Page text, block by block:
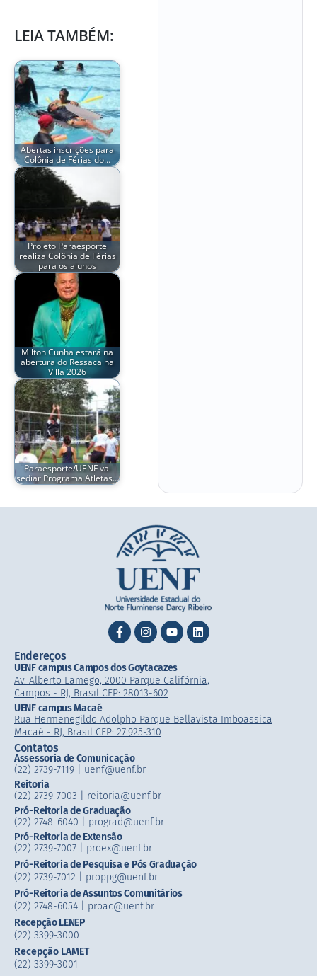
LEIA TAMBÉM:
Abertas inscrições para
Colônia de Férias do…
Projeto Paraesporte
realiza Colônia de Férias
para os alunos
Milton Cunha estará na
abertura do Ressaca na
Villa 2026
Paraesporte/UENF vai
sediar Programa Atletas…
Endereços
UENF campus Campos dos Goytacazes
Av. Alberto Lamego, 2000 Parque Califórnia,
Campos - RJ, Brasil CEP: 28013-602
UENF campus Macaé
Rua Hermenegildo Adolpho Parque Bellavista Imboassica
Macaé - RJ, Brasil CEP: 27.925-310
Contatos
Assessoria de Comunicação
(22) 2739-7119 | uenf@uenf.br
Reitoria
(22) 2739-7003 |​ reitoria@uenf.br
Pró-Reitoria de Graduação
(22) 2748-6040 | prograd@uenf.br
Pró-Reitoria de Extensão
(22) 2739-7007​ | proex@uenf.br
Pró-Reitoria de Pesquisa e Pós Graduação
(22) 2739-7012 | proppg@uenf.br
Pró-Reitoria de Assuntos Comunitários
(22) 2748-6054​ | proac@uenf.br
Recepção LENEP
(22) 3399-3000
Recepção LAMET
(22) 3399-3001